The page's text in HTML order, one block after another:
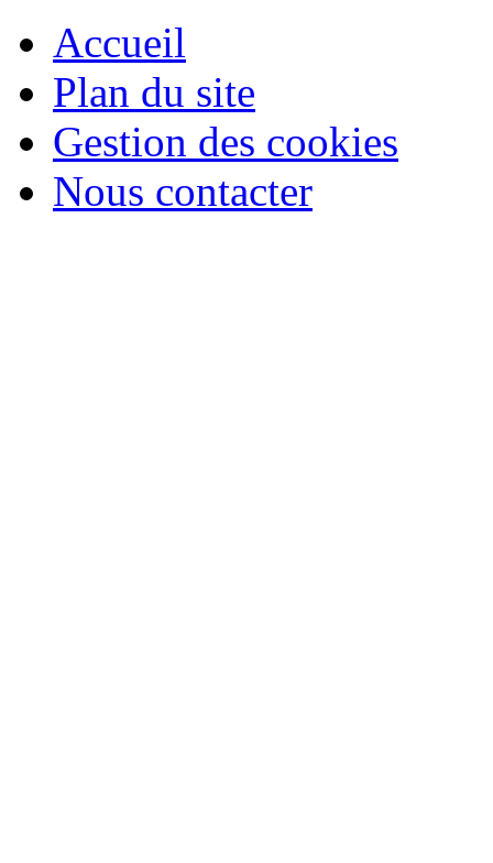
Accueil
Plan du site
Gestion des cookies
Nous contacter